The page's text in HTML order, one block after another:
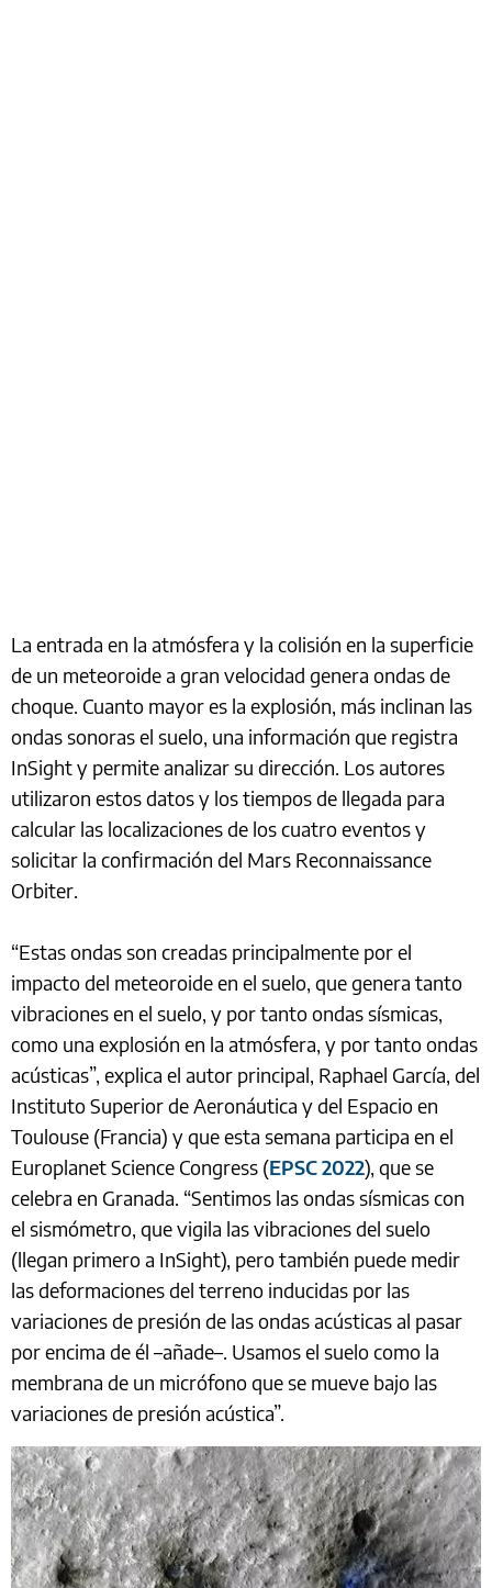
La entrada en la atmósfera y la colisión en la superficie
de un meteoroide a gran velocidad genera ondas de
choque. Cuanto mayor es la explosión, más inclinan las
ondas sonoras el suelo, una información que registra
InSight y permite analizar su dirección. Los autores
utilizaron estos datos y los tiempos de llegada para
calcular las localizaciones de los cuatro eventos y
solicitar la confirmación del Mars Reconnaissance
Orbiter.
“Estas ondas son creadas principalmente por el
impacto del meteoroide en el suelo, que genera tanto
vibraciones en el suelo, y por tanto ondas sísmicas,
como una explosión en la atmósfera, y por tanto ondas
acústicas”, explica el autor principal, Raphael García, del
Instituto Superior de Aeronáutica y del Espacio en
Toulouse (Francia) y que esta semana participa en el
Europlanet Science Congress (EPSC 2022), que se
celebra en Granada. “Sentimos las ondas sísmicas con
el sismómetro, que vigila las vibraciones del suelo
(llegan primero a InSight), pero también puede medir
las deformaciones del terreno inducidas por las
variaciones de presión de las ondas acústicas al pasar
por encima de él –añade–. Usamos el suelo como la
membrana de un micrófono que se mueve bajo las
variaciones de presión acústica”.